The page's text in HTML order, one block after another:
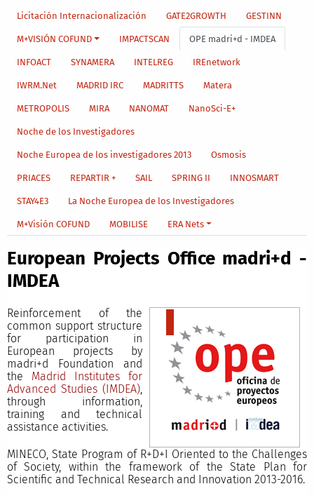
Licitación Internacionalización GATE2GROWTH GESTINN
M+VISIÓN COFUND IMPACTSCAN OPE madri+d - IMDEA
INFOACT SYNAMERA INTELREG IREnetwork
IWRM.Net MADRID IRC MADRITTS Matera
METROPOLIS MIRA NANOMAT NanoSci-E+
Noche de los Investigadores
Noche Europea de los investigadores 2013 Osmosis
PRIACES REPARTIR + SAIL SPRING II INNOSMART
STAY4E3 La Noche Europea de los Investigadores
M+Visión COFUND MOBILISE ERA Nets
European Projects Office madri+d -
IMDEA
Reinforcement of the
common support structure
for participation in
European projects by
madri+d Foundation and
the Madrid Institutes for
Advanced Studies (IMDEA),
through information,
training and technical
assistance activities.
MINECO, State Program of R+D+I Oriented to the Challenges
of Society, within the framework of the State Plan for
Scientific and Technical Research and Innovation 2013-2016.